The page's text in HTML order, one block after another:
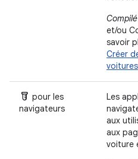
et/ou
savoir
Créer
voitures
Labs pour les
navigateurs
Les
aux
aux
voiture